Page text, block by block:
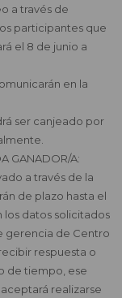
a través de
participantes que
el 8 de junio a
en la
ser canjeado por
GANADOR/A:
a través de la
de plazo hasta el
los datos solicitados
gerencia de Centro
respuesta o
de tiempo, ese
realizarse